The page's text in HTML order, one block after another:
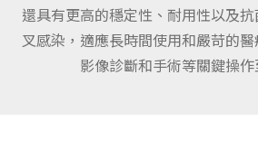
還具有更高的穩定性、耐用性以及
叉感染，適應長時間使用和嚴苛的
影像診斷和手術等關鍵操作